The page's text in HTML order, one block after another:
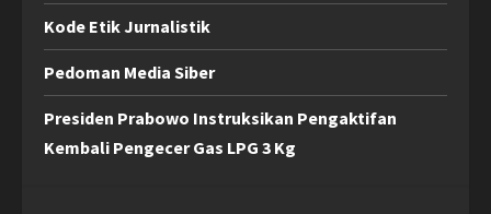
Kode Etik Jurnalistik
Pedoman Media Siber
Presiden Prabowo Instruksikan Pengaktifan
Kembali Pengecer Gas LPG 3 Kg